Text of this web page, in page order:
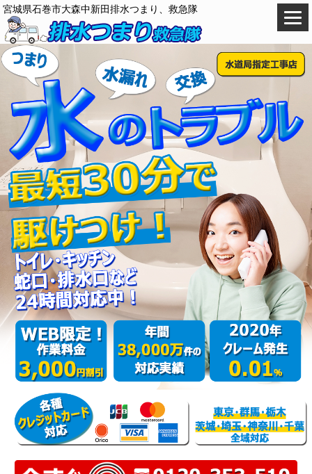
宮城県石巻市大森中新田排水つまり、救急隊